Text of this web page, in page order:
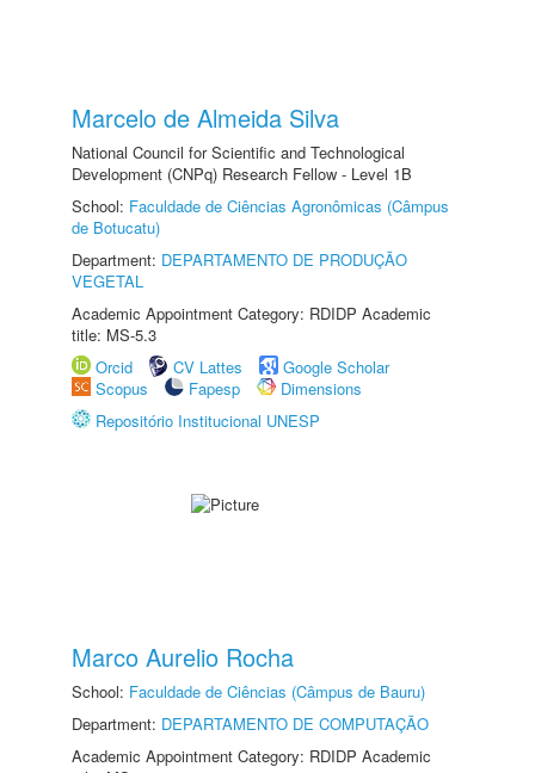
Marcelo de Almeida Silva
National Council for Scientific and Technological
Development (CNPq) Research Fellow - Level 1B
School: Faculdade de Ciências Agronômicas (Câmpus
de Botucatu)
Department: DEPARTAMENTO DE PRODUÇÃO
VEGETAL
Academic Appointment Category: RDIDP Academic
title: MS-5.3
Orcid
CV Lattes
Google Scholar
Scopus
Fapesp
Dimensions
Repositório Institucional UNESP
Marco Aurelio Rocha
School: Faculdade de Ciências (Câmpus de Bauru)
Department: DEPARTAMENTO DE COMPUTAÇÃO
Academic Appointment Category: RDIDP Academic